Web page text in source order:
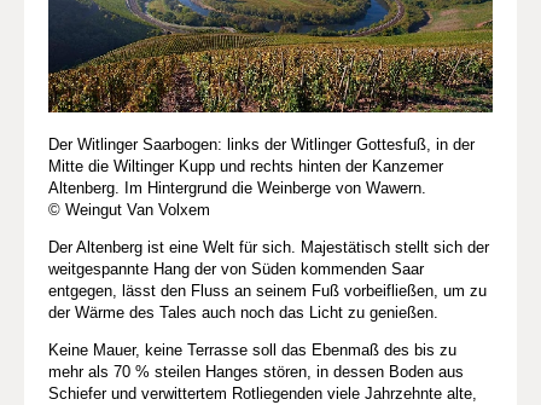
Der Witlinger Saarbogen: links der Witlinger Gottesfuß, in der
Mitte die Wiltinger Kupp und rechts hinten der Kanzemer
Altenberg. Im Hintergrund die Weinberge von Wawern.
© Weingut Van Volxem
Der Altenberg ist eine Welt für sich. Majestätisch stellt sich der
weitgespannte Hang der von Süden kommenden Saar
entgegen, lässt den Fluss an seinem Fuß vorbeifließen, um zu
der Wärme des Tales auch noch das Licht zu genießen.
Keine Mauer, keine Terrasse soll das Ebenmaß des bis zu
mehr als 70 % steilen Hanges stören, in dessen Boden aus
Schiefer und verwittertem Rotliegenden viele Jahrzehnte alte,